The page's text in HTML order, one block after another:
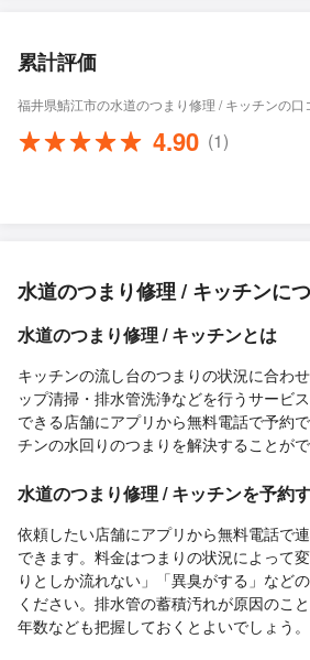
累計評価
福井県鯖江市の水道のつまり修理 / キッチンの
4.90 (1)
水道のつまり修理 / キッチンに
水道のつまり修理 / キッチンとは
キッチンの流し台のつまりの状況に合わ
ップ清掃・排水管洗浄などを行うサービ
できる店舗にアプリから無料電話で予約
チンの水回りのつまりを解決することがで
水道のつまり修理 / キッチンを予約
依頼したい店舗にアプリから無料電話で
できます。料金はつまりの状況によって
りとしか流れない」「異臭がする」など
ください。排水管の蓄積汚れが原因のこ
年数なども把握しておくとよいでしょう。